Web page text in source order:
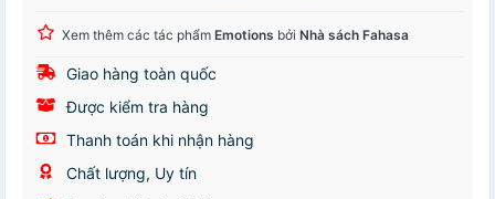
Xem thêm các tác phẩm Emotions bởi Nhà sách Fahasa
Giao hàng toàn quốc
Được kiểm tra hàng
Thanh toán khi nhận hàng
Chất lượng, Uy tín